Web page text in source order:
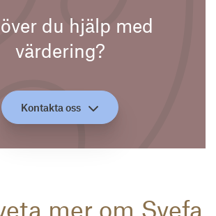
du hjälp med
värdering?
Kontakta oss
mer om Svefa